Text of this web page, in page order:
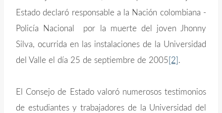
Estado declaró responsable a la Nación colombiana -
Policía Nacional por la muerte del joven Jhonny
Silva, ocurrida en las instalaciones de la Universidad
del Valle el día 25 de septiembre de 2005 [2] .
El Consejo de Estado valoró numerosos testimonios
de estudiantes y trabajadores de la Universidad del